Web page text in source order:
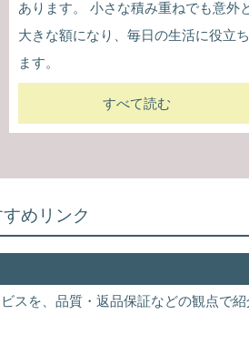
あります。 小さな積み重ねでも意外
大きな額になり、毎日の生活に役立ち
ます。
すべて読む
めリンク
スを、品質・返品保証などの観点で紹